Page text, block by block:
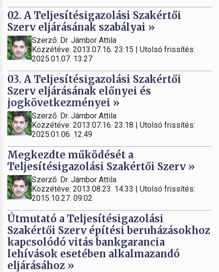
02. A Teljesítésigazolási Szakértői
Szerv eljárásának szabályai »
Szerző: Dr. Jámbor Attila
Közzétéve: 2013.07.16. 23:15 | Utolsó frissítés:
2025.01.07. 13:27
03. A Teljesítésigazolási Szakértői
Szerv eljárásának előnyei és
jogkövetkezményei »
Szerző: Dr. Jámbor Attila
Közzétéve: 2013.07.16. 23:18 | Utolsó frissítés:
2025.01.06. 12:49
Megkezdte működését a
Teljesítésigazolási Szakértői Szerv »
Szerző: Dr. Jámbor Attila
Közzétéve: 2013.08.23. 14:33 | Utolsó frissítés:
2015.10.27. 09:02
Útmutató a Teljesítésigazolási
Szakértői Szerv építési beruházásokhoz
kapcsolódó vitás bankgarancia
lehívások esetében alkalmazandó
eljárásához »